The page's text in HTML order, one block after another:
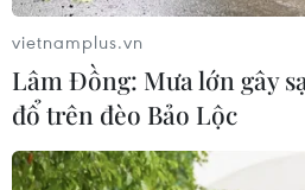
vietnamplus.vn
Lâm Đồng: Mưa lớn gây
đổ trên đèo Bảo Lộc